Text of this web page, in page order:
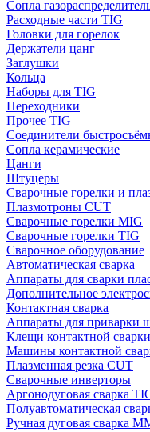
Сопла
Расходные части TIG
Головки для горелок
Держатели цанг
Заглушки
Кольца
Наборы для TIG
Переходники
Прочее TIG
Соединители
Сопла керамические
Цанги
Штуцеры
Сварочные горелки и
Плазмотроны CUT
Сварочные горелки MIG
Сварочные горелки TIG
Сварочное оборудование
Автоматическая сварка
Аппараты для сварки
Дополнительное
Контактная сварка
Аппараты для приварки
Клещи контактной сварки
Машины контактной
Плазменная резка CUT
Сварочные инверторы
Аргонодуговая сварка
Полуавтоматическая
Ручная дуговая сварка